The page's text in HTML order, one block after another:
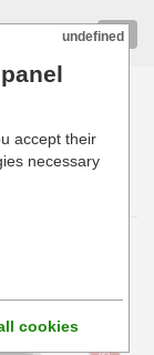
undefined
accept their
necessary
cookies